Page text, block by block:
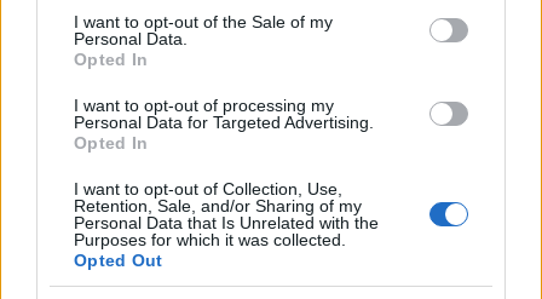
consent section.
I want to opt-out of the Sale of my
Personal Data.
Opted In
I want to opt-out of processing my
Personal Data for Targeted Advertising.
Opted In
I want to opt-out of Collection, Use,
Retention, Sale, and/or Sharing of my
Personal Data that Is Unrelated with the
Purposes for which it was collected.
Opted Out
Címkék:google chrome google chrome chrome os google
web app web app store
Ajánlott bejegyzések: